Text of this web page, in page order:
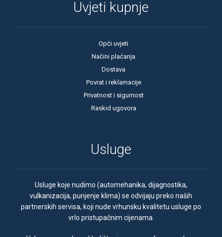
Uvjeti kupnje
Opći uvjeti
Načini plaćanja
Dostava
Povrat i reklamacije
Privatnost i sigurnost
Raskid ugovora
Usluge
Usluge koje nudimo (automehanika, dijagnostika,
vulkanizacija, punjenje klima) se odvijaju preko naših
partnerskih servisa, koji nude vrhunsku kvalitetu usluge po
vrlo pristupačnim cijenama.